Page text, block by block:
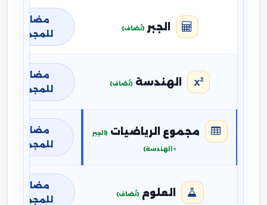
الجبر (تُضاف)
مضافة
للمجموع
الهندسة (تُضاف)
مضافة
للمجموع
مجموع الرياضيات (الجبر
+ الهندسة)
مضافة
للمجموع
العلوم (تُضاف)
مضافة
للمجموع